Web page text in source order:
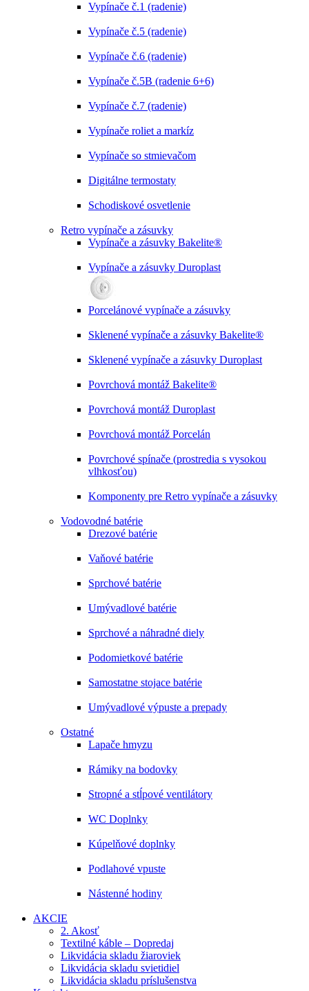
Vypínače č.1 (radenie)
Vypínače č.5 (radenie)
Vypínače č.6 (radenie)
Vypínače č.5B (radenie 6+6)
Vypínače č.7 (radenie)
Vypínače roliet a markíz
Vypínače so stmievačom
Digitálne termostaty
Schodiskové osvetlenie
Retro vypínače a zásuvky
Vypínače a zásuvky Bakelite®
Vypínače a zásuvky Duroplast
Porcelánové vypínače a zásuvky
Sklenené vypínače a zásuvky Bakelite®
Sklenené vypínače a zásuvky Duroplast
Povrchová montáž Bakelite®
Povrchová montáž Duroplast
Povrchová montáž Porcelán
Povrchové spínače (prostredia s vysokou
vlhkosťou)
Komponenty pre Retro vypínače a zásuvky
Vodovodné batérie
Drezové batérie
Vaňové batérie
Sprchové batérie
Umývadlové batérie
Sprchové a náhradné diely
Podomietkové batérie
Samostatne stojace batérie
Umývadlové výpuste a prepady
Ostatné
Lapače hmyzu
Rámiky na bodovky
Stropné a stĺpové ventilátory
WC Doplnky
Kúpelňové doplnky
Podlahové vpuste
Nástenné hodiny
AKCIE
2. Akosť
Textilné káble – Dopredaj
Likvidácia skladu žiaroviek
Likvidácia skladu svietidiel
Likvidácia skladu príslušenstva